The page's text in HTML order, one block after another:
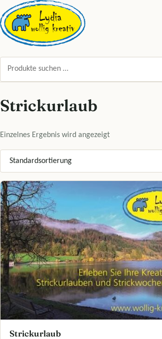
Zum Inhalt springen
Strickurlaub
Einzelnes Ergebnis wird angezeigt
Strickurlaub